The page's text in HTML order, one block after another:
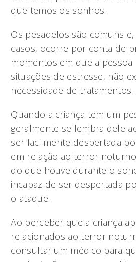
que temos os sonhos.
Os pesadelos são comuns
casos, ocorre por conta de
momentos em que a pessoa
situações de estresse, não
necessidade de tratamentos.
Quando a criança tem um
geralmente se lembra dele
ser facilmente despertada
em relação ao terror
do que houve durante o
incapaz de ser despertada
o ataque.
Ao perceber que a criança
relacionados ao terror
consultar um médico para